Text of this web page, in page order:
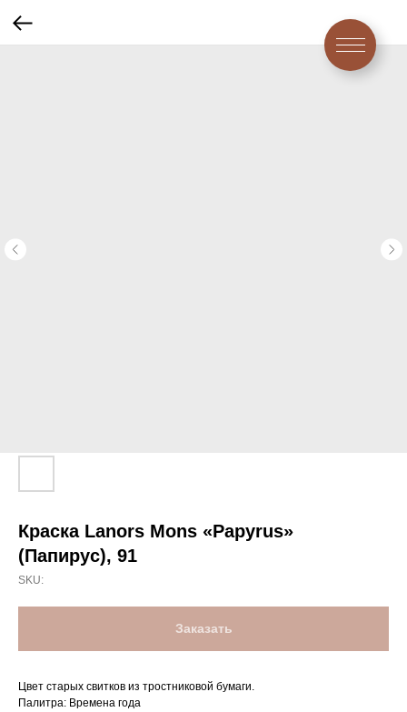
Краска Lanors Mons «Papyrus»
(Папирус), 91
SKU:
Заказать
Цвет старых свитков из тростниковой бумаги.
Палитра: Времена года